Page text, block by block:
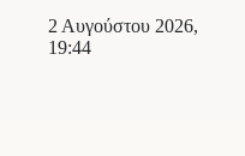
2 Αυγούστου 2026,
19:44